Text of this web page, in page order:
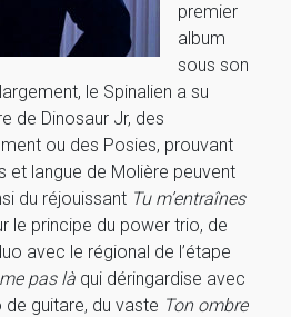
premier
album
sous son
le Spinalien a su
de Dinosaur Jr, des
ou des Posies, prouvant
et langue de Molière peuvent
du réjouissant Tu m’entraînes
le principe du power trio, de
avec le régional de l’étape
pas là qui déringardise avec
guitare, du vaste Ton ombre